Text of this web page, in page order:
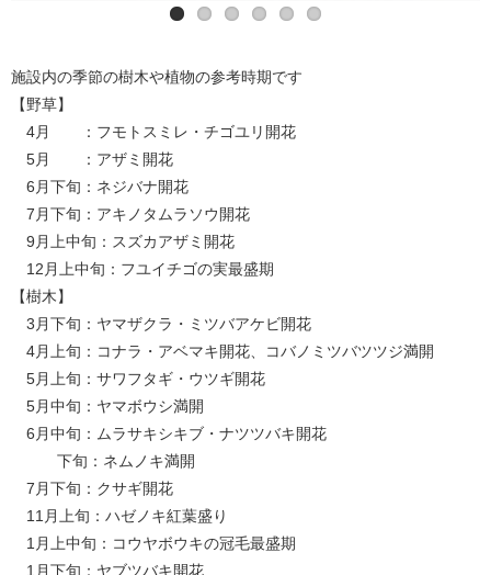
施設内の季節の樹木や植物の参考時期です
【野草】
4月 ：フモトスミレ・チゴユリ開花
5月 ：アザミ開花
6月下旬：ネジバナ開花
7月下旬：アキノタムラソウ開花
9月上中旬：スズカアザミ開花
12月上中旬：フユイチゴの実最盛期
【樹木】
3月下旬：ヤマザクラ・ミツバアケビ開花
4月上旬：コナラ・アベマキ開花、コバノミツバツツジ満開
5月上旬：サワフタギ・ウツギ開花
5月中旬：ヤマボウシ満開
6月中旬：ムラサキシキブ・ナツツバキ開花
下旬：ネムノキ満開
7月下旬：クサギ開花
11月上旬：ハゼノキ紅葉盛り
1月上中旬：コウヤボウキの冠毛最盛期
1月下旬：ヤブツバキ開花